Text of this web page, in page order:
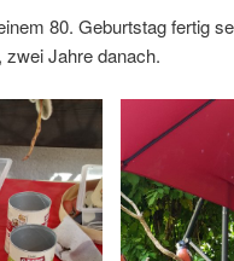
80. Geburtstag fertig
Jahre danach.